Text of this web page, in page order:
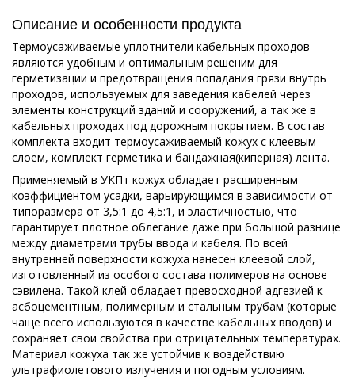
Описание и особенности продукта
Термоусаживаемые уплотнители кабельных проходов
являются удобным и оптимальным решеним для
герметизации и предотвращения попадания грязи внутрь
проходов, используемых для заведения кабелей через
элементы конструкций зданий и сооружений, а так же в
кабельных проходах под дорожным покрытием. В состав
комплекта входит термоусаживаемый кожух с клеевым
слоем, комплект герметика и бандажная(киперная) лента.
Применяемый в УКПт кожух обладает расширенным
коэффициентом усадки, варьирующимся в зависимости от
типоразмера от 3,5:1 до 4,5:1, и эластичностью, что
гарантирует плотное облегание даже при большой разнице
между диаметрами трубы ввода и кабеля. По всей
внутренней поверхности кожуха нанесен клеевой слой,
изготовленный из особого состава полимеров на основе
сэвилена. Такой клей обладает превосходной адгезией к
асбоцементным, полимерным и стальным трубам (которые
чаще всего используются в качестве кабельных вводов) и
сохраняет свои свойства при отрицательных температурах.
Материал кожуха так же устойчив к воздействию
ультрафиолетового излучения и погодным условиям.